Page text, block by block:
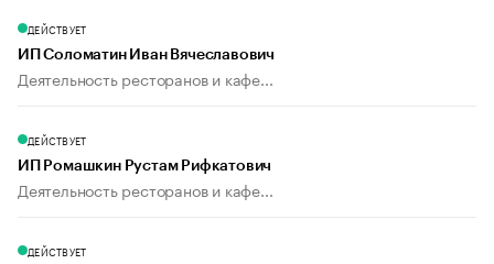
ДЕЙСТВУЕТ
ИП Соломатин Иван Вячеславович
Деятельность ресторанов и кафе...
ДЕЙСТВУЕТ
ИП Ромашкин Рустам Рифкатович
Деятельность ресторанов и кафе...
ДЕЙСТВУЕТ